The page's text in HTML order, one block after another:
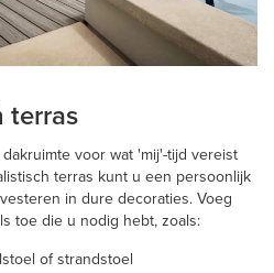
terras
voor wat 'mij'-tijd vereist
terras kunt u een persoonlijk
in dure decoraties. Voeg
toe die u nodig hebt, zoals:
of strandstoel